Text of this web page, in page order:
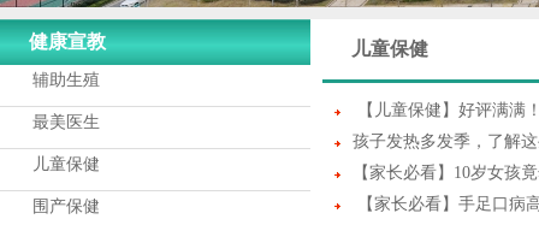
健康宣教
辅助生殖
最美医生
儿童保健
围产保健
儿童保健
【儿童保健】好评满满
孩子发热多发季，了解
【家长必看】10岁女孩
【家长必看】手足口病